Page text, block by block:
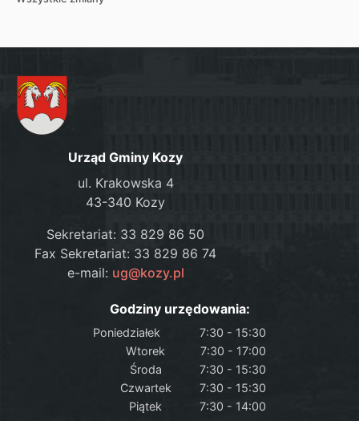
Urząd Gminy Kozy
ul. Krakowska 4
43-340 Kozy
Sekretariat: 33 829 86 50
Fax Sekretariat: 33 829 86 74
e-mail: ug@kozy.pl
Godziny urzędowania:
Poniedziałek
7:30 - 15:30
Wtorek
7:30 - 17:00
Środa
7:30 - 15:30
Czwartek
7:30 - 15:30
Piątek
7:30 - 14:00